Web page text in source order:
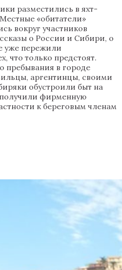
разместились в яхт-
«обитатели»
вокруг участников
о России и Сибири, о
уже пережили
что только предстоят.
пребывания в городе
аргентинцы, своими
обустроили быт на
фирменную
к береговым членам